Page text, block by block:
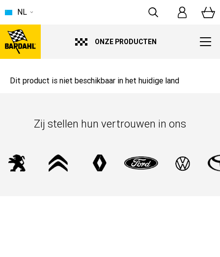
ONZE PRODUCTEN
NL
Dit product is niet beschikbaar in het huidige land
Zij stellen hun vertrouwen in ons